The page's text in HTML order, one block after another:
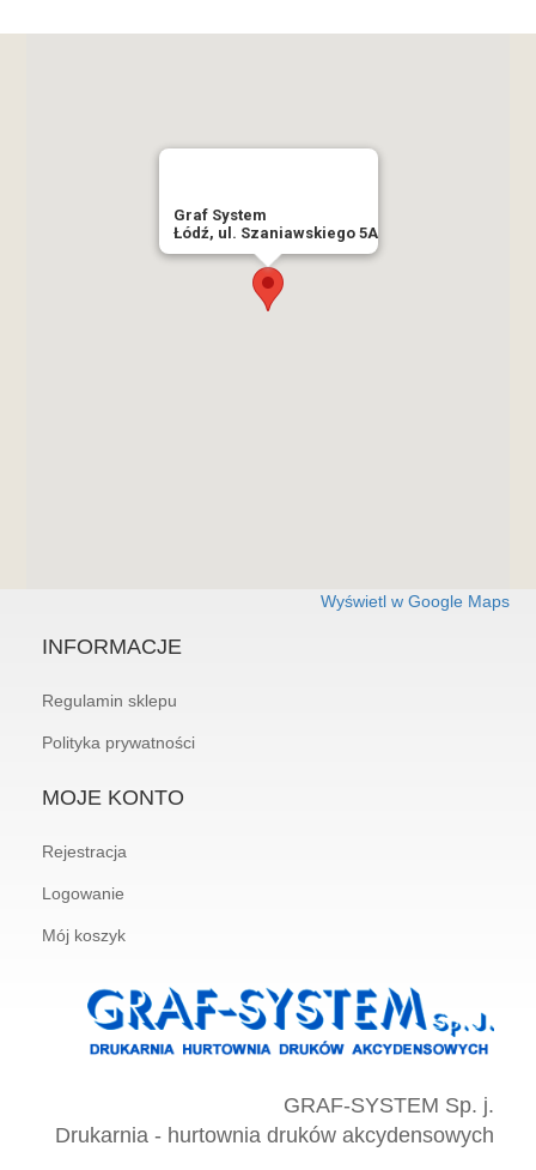
Graf System
Łódź, ul. Szaniawskiego 5A
Wyświetl w Google Maps
INFORMACJE
Regulamin sklepu
Polityka prywatności
MOJE KONTO
Rejestracja
Logowanie
Mój koszyk
GRAF-SYSTEM Sp. j.
Drukarnia - hurtownia druków akcydensowych